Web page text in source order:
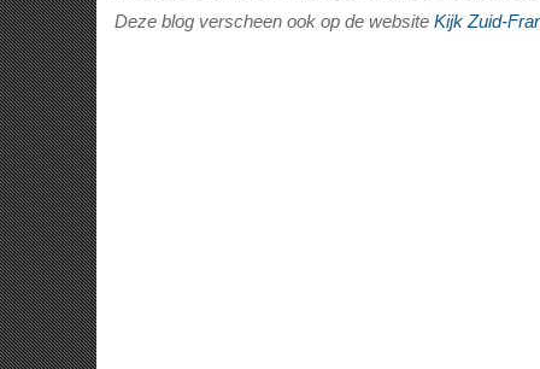
Deze blog verscheen ook op de website Kijk Zuid-